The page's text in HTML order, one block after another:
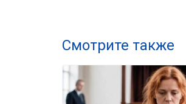
Смотрите также